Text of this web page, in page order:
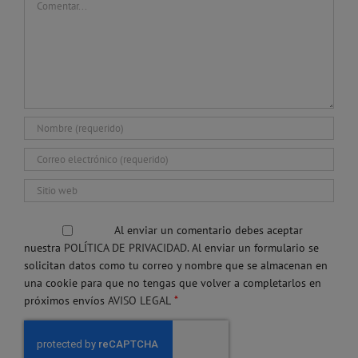
Al enviar un comentario debes aceptar
nuestra POLÍTICA DE PRIVACIDAD. Al enviar un formulario se
solicitan datos como tu correo y nombre que se almacenan en
una cookie para que no tengas que volver a completarlos en
próximos envíos AVISO LEGAL *